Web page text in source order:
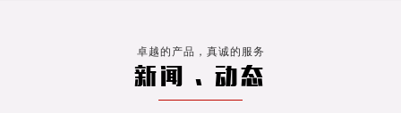
卓越的产品，真诚的服务
新闻 . 动态